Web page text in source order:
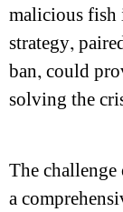
malicious fish
strategy,
ban, could
solving the
The
a